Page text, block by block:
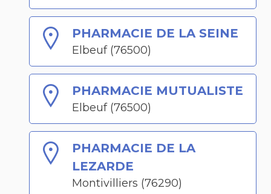
PHARMACIE DE LA SEINE
Elbeuf (76500)
PHARMACIE MUTUALISTE
Elbeuf (76500)
PHARMACIE DE LA
LEZARDE
Montivilliers (76290)